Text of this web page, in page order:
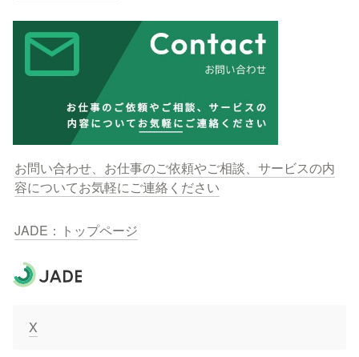
お問い合わせ、お仕事のご依頼やご相談、サービスの内
容についてお気軽にご連絡ください
JADE：トップページ
X